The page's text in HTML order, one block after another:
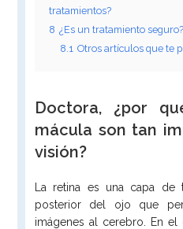
tratamientos?
8 ¿Es un tratamiento seguro?
8.1 Otros artículos que te
Doctora, ¿por
mácula son tan
visión?
La retina es una capa
posterior del ojo que
imágenes al cerebro. En